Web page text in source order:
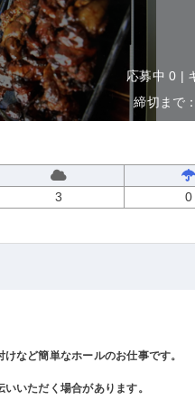
応募中 0 |
締切まで
3 0
など簡単なホールのお仕事です。
いただく場合があります。